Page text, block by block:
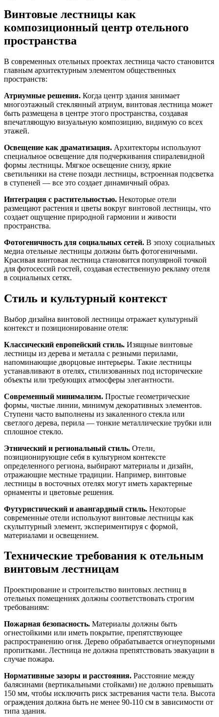
Винтовые лестницы как
композиционный центр отельного
пространства
В современных отельных проектах лестница часто становится
главным архитектурным элементом общественных
пространств:
Атриумные решения. Когда центр здания занимает
многоэтажный стеклянный атриум, винтовая лестница может
быть размещена в центре этого пространства, создавая
впечатляющую визуальную композицию, видимую со всех
этажей.
Освещение как драматизация. Архитекторы используют
специальное освещение для подчеркивания спиралевидной
формы лестницы. Мягкое освещение снизу, яркие
светильники на стене позади лестницы, встроенная подсветка
в ступеней — все это создает динамичный образ.
Интеграция с растительностью. Некоторые отели
размещают растения и цветы вокруг винтовой лестницы, что
создает ощущение природной гармонии и живости
пространства.
Фотогеничность для социальных сетей. В эпоху социальных
медиа отельные лестницы должны быть фотогеничными.
Красивая винтовая лестница становится популярной точкой
для фотосессий гостей, создавая естественную рекламу отеля
в социальных сетях.
Стиль и культурный контекст
Выбор дизайна винтовой лестницы отражает культурный
контекст и позиционирование отеля:
Классический европейский стиль. Изящные винтовые
лестницы из дерева и металла с резными перилами,
напоминающие дворцовые интерьеры. Такие лестницы
устанавливают в отелях, стилизованных под исторические
объекты или требующих атмосферы элегантности.
Современный минимализм. Простые геометрические
формы, чистые линии, минимум декоративных элементов.
Ступени часто выполнены из закаленного стекла или
светлого дерева, перила — тонкие металлические трубки или
сплошное стекло.
Этнический и региональный стиль. Отели,
позиционирующие себя в культурном контексте
определенного региона, выбирают материалы и дизайн,
отражающие местные традиции. Например, винтовые
лестницы в восточных отелях могут иметь характерные
орнаменты и цветовые решения.
Футуристический и авангардный стиль. Некоторые
современные отели используют винтовые лестницы как
скульптурный элемент, экспериментируя с формой,
материалами и освещением.
Технические требования к отельным
винтовым лестницам
Проектирование и строительство винтовых лестниц в
отельных помещениях должны соответствовать строгим
требованиям:
Пожарная безопасность. Материалы должны быть
огнестойкими или иметь покрытие, препятствующее
распространению огня. Дерево обрабатывается огнеупорными
пропитками. Лестница не должна препятствовать эвакуации в
случае пожара.
Нормативные зазоры и расстояния. Расстояние между
балясинами (вертикальными стойками) не должно превышать
150 мм, чтобы исключить риск застревания части тела. Высота
ограждения должна быть не менее 90-110 см в зависимости от
типа здания.